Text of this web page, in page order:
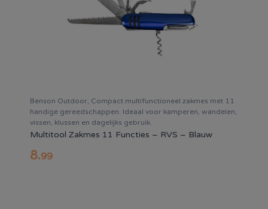
Benson Outdoor, Compact multifunctioneel zakmes met 11
handige gereedschappen. Ideaal voor kamperen, wandelen,
vissen, klussen en dagelijks gebruik.
Multitool Zakmes 11 Functies – RVS – Blauw
8.99